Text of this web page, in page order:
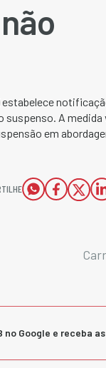
estabelece
A medida
em
no Google e receba